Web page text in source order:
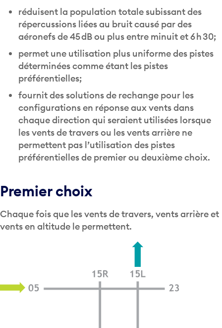
réduisent la population totale subissant des
répercussions liées au bruit causé par des
aéronefs de 45 dB ou plus entre minuit et 6 h 30;
permet une utilisation plus uniforme des pistes
déterminées comme étant les pistes
préférentielles;
fournit des solutions de rechange pour les
configurations en réponse aux vents dans
chaque direction qui seraient utilisées lorsque
les vents de travers ou les vents arrière ne
permettent pas l’utilisation des pistes
préférentielles de premier ou deuxième choix.
Premier choix
Chaque fois que les vents de travers, vents arrière et
vents en altitude le permettent.